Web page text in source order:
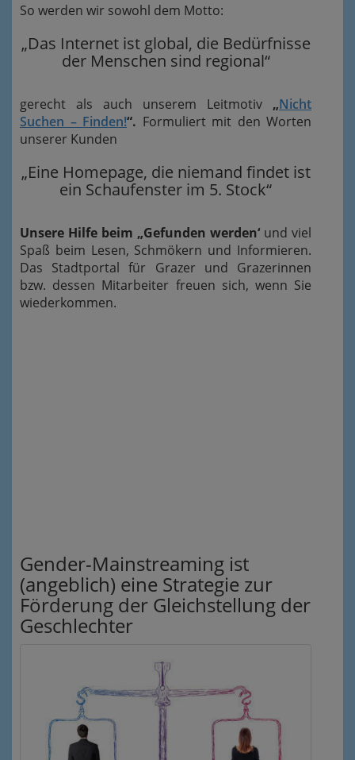
So werden wir sowohl dem Motto:
„Das Internet ist global, die Bedürfnisse
der Menschen sind regional“
gerecht als auch unserem Leitmotiv „Nicht
Suchen – Finden!“. Formuliert mit den Worten
unserer Kunden
„Eine Homepage, die niemand findet ist
ein Schaufenster im 5. Stock“
Unsere Hilfe beim „Gefunden werden‘ und viel
Spaß beim Lesen, Schmökern und Informieren.
Das Stadtportal für Grazer und Grazerinnen
bzw. dessen Mitarbeiter freuen sich, wenn Sie
wiederkommen.
Gender-Mainstreaming ist
(angeblich) eine Strategie zur
Förderung der Gleichstellung der
Geschlechter